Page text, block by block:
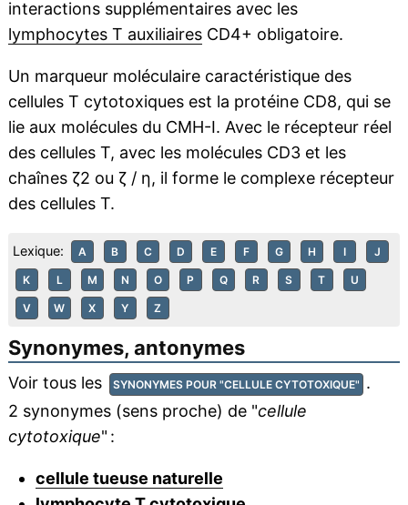
interactions supplémentaires avec les
lymphocytes T auxiliairesCD4+ obligatoire.
Un marqueur moléculaire caractéristique des
cellules T cytotoxiques est la protéine CD8, qui se
lie aux molécules du CMH-I. Avec le récepteur réel
des cellules T, avec les molécules CD3 et les
chaînes ζ2 ou ζ / η, il forme le complexe récepteur
des cellules T.
Lexique: A B C D E F G H I J
K L M N O P Q R S T U
V W X Y Z
Synonymes, antonymes
Voir tous les SYNONYMES POUR "CELLULE CYTOTOXIQUE" .
2 synonymes (sens proche) de "cellule
cytotoxique" :
cellule tueuse naturelle